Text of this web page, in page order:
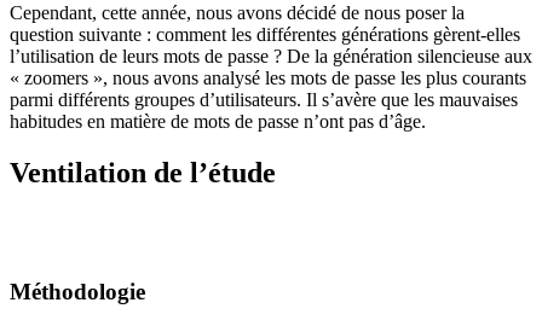
Cependant, cette année, nous avons décidé de nous poser la
question suivante : comment les différentes générations gèrent-elles
l’utilisation de leurs mots de passe ? De la génération silencieuse aux
« zoomers », nous avons analysé les mots de passe les plus courants
parmi différents groupes d’utilisateurs. Il s’avère que les mauvaises
habitudes en matière de mots de passe n’ont pas d’âge.
Ventilation de l’étude
Méthodologie